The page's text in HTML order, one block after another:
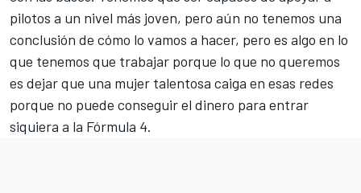
pilotos a un nivel más joven, pero aún no tenemos una
conclusión de cómo lo vamos a hacer, pero es algo en lo
que tenemos que trabajar porque lo que no queremos
es dejar que una mujer talentosa caiga en esas redes
porque no puede conseguir el dinero para entrar
siquiera a la Fórmula 4.